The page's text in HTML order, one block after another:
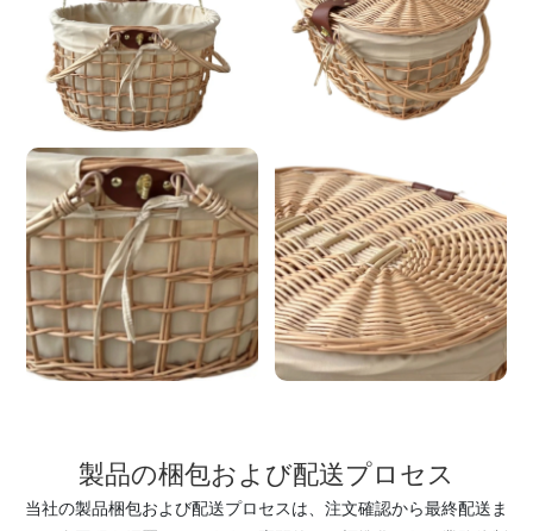
製品の梱包および配送プロセス
当社の製品梱包および配送プロセスは、注文確認から最終配送ま